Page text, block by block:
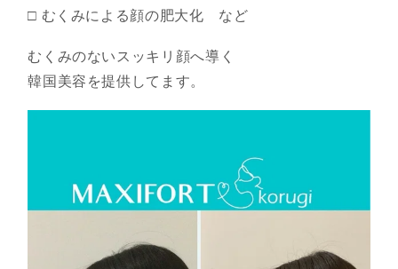
□ むくみによる顔の肥大化 など
むくみのないスッキリ顔へ導く
韓国美容を提供してます。